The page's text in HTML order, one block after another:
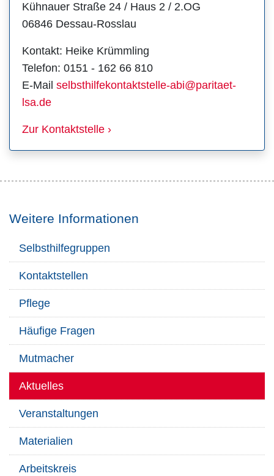
Kühnauer Straße 24 / Haus 2 / 2.OG
06846 Dessau-Rosslau
Kontakt: Heike Krümmling
Telefon: 0151 - 162 66 810
E-Mail selbsthilfekontaktstelle-abi@paritaet-
lsa.de
Zur Kontaktstelle ›
Weitere Informationen
Selbsthilfegruppen
Kontaktstellen
Pflege
Häufige Fragen
Mutmacher
Aktuelles
Veranstaltungen
Materialien
Arbeitskreis